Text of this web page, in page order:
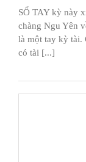
SỔ TAY kỳ này
chàng Ngu Yên
là một tay kỳ tài.
có tài [...]